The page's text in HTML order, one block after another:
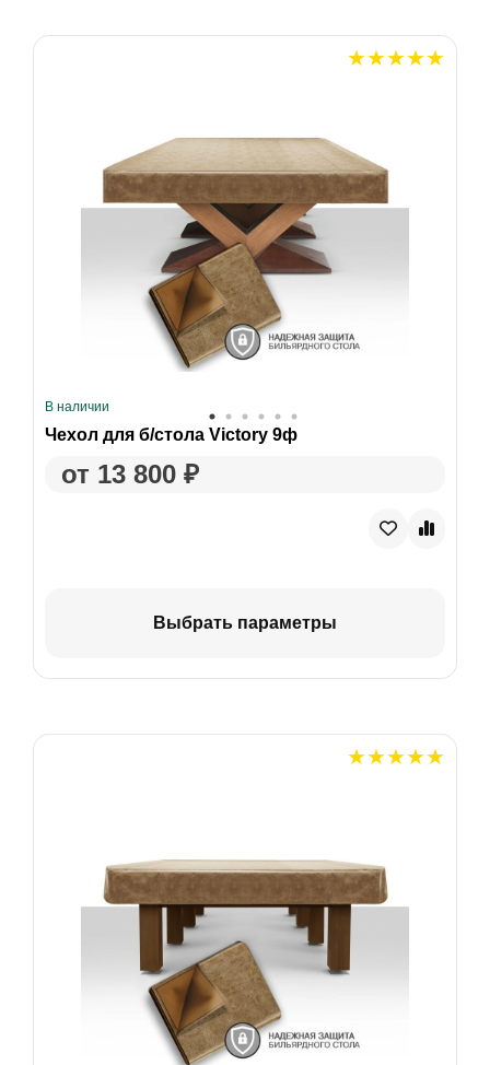
В наличии
Чехол для б/стола Victory 9ф
от 13 800 ₽
Выбрать параметры